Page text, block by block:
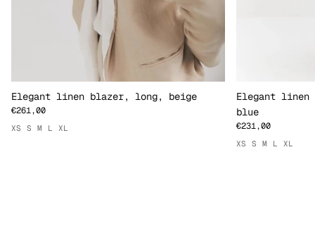
Elegant linen blazer, long, beige
€261,00
XS S M L XL
Elegant
blue
€231,00
XS S M L XL